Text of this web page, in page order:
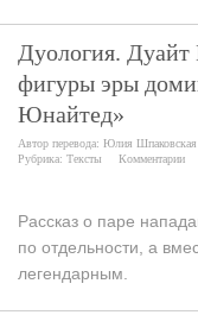
Дуология.
фигуры эры
Юнайтед»
Автор перевода: Юлия Шпаковская
Рубрика: Тексты Комментарии
Рассказ о паре
по отдельности, а
легендарным.